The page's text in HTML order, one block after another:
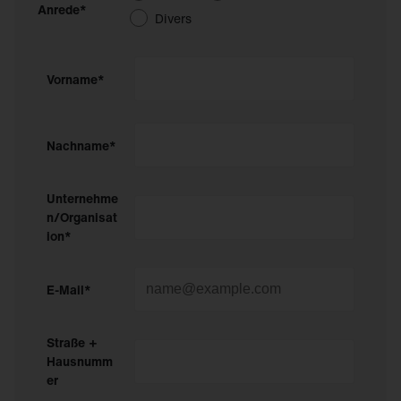
Anrede*
Divers
Vorname*
Nachname*
Unternehme
n/Organisat
ion*
E-Mail*
Straße +
Hausnumm
er